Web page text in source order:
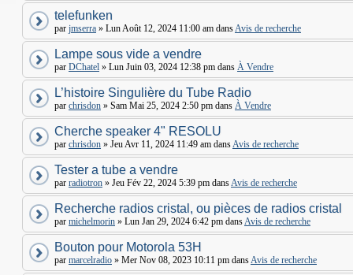
telefunken
par jmserra » Lun Août 12, 2024 11:00 am dansAvis de recherche
Lampe sous vide a vendre
par DChatel » Lun Juin 03, 2024 12:38 pm dans À Vendre
L’histoire Singulière du Tube Radio
par chrisdon » Sam Mai 25, 2024 2:50 pm dans À Vendre
Cherche speaker 4" RESOLU
par chrisdon » Jeu Avr 11, 2024 11:49 am dansAvis de recherche
Tester a tube a vendre
par radiotron » Jeu Fév 22, 2024 5:39 pm dansAvis de recherche
Recherche radios cristal, ou pièces de radios cristal
par michelmorin » Lun Jan 29, 2024 6:42 pm dansAvis de recherche
Bouton pour Motorola 53H
par marcelradio » Mer Nov 08, 2023 10:11 pm dansAvis de recherche